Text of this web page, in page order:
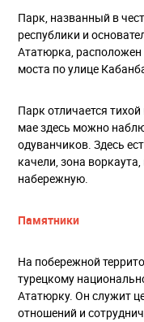
Парк, названный в
республики и
Ататюрка,
моста по улице
Парк отличается
мае здесь можно
одуванчиков. Здесь
качели, зона
набережную.
Памятники
На побережной
турецкому
Ататюрку. Он служит
отношений и